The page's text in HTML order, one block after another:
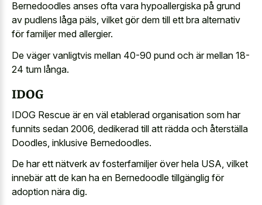
Bernedoodles anses ofta vara hypoallergiska på grund
av pudlens låga päls, vilket gör dem till ett bra alternativ
för familjer med allergier.
De väger vanligtvis mellan 40-90 pund och är mellan 18-
24 tum långa.
IDOG
IDOG Rescue är en väl etablerad organisation som har
funnits sedan 2006, dedikerad till att rädda och återställa
Doodles, inklusive Bernedoodles.
De har ett nätverk av fosterfamiljer över hela USA, vilket
innebär att de kan ha en Bernedoodle tillgänglig för
adoption nära dig.